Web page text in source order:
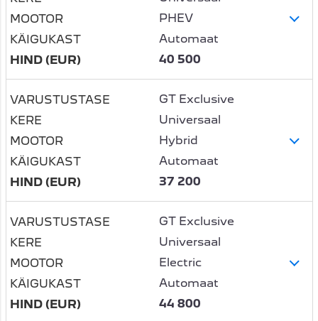
PHEV
Automaat
40 500
GT Exclusive
Universaal
Hybrid
Automaat
37 200
GT Exclusive
Universaal
Electric
Automaat
44 800